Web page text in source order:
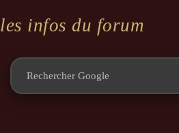
les infos du forum